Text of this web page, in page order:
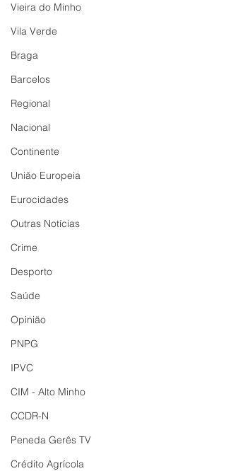
Vieira do Minho
Vila Verde
Braga
Barcelos
Regional
Nacional
Continente
União Europeia
Eurocidades
Outras Notícias
Crime
Desporto
Saúde
Opinião
PNPG
IPVC
CIM - Alto Minho
CCDR-N
Peneda Gerês TV
Crédito Agrícola